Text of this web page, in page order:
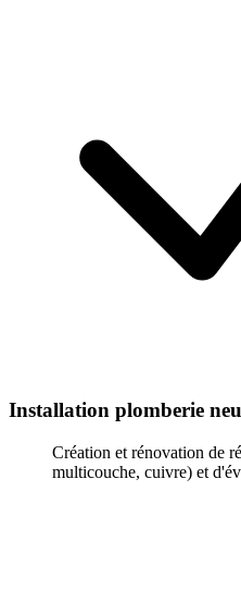
Installation plomberie
Création et rénovation de
multicouche, cuivre) et